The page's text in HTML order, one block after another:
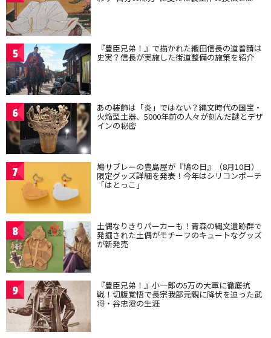
5 『豊臣兄弟！』で描かれた織田信長の道普請は
史実？信長が実施した街道整備の施策を紹介
6 あの装飾は「炎」ではない？縄文時代の国宝・
火焔型土器、5000年前の人々が刻んだ謎とデザ
インの秘密
7 鳩サブレーの豊島屋が『鳩の日』（8月10日）
限定グッズ詳細を発表！今年はシリコンポーチ
「はとっこ」
8 土偶なりきりパーカーも！青森の縄文遺跡群で
発掘された土偶がモチーフのキュートなグッズ
が新発売
9 『豊臣兄弟！』小一郎の5万の大軍に徹底抗
戦！切腹覚悟で長宗我部元親に降伏を迫った武
将・谷忠澄の生涯